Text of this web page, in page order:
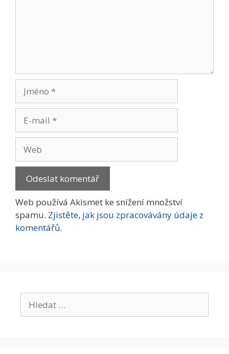
mail
Web používá Akismet ke snížení množství
spamu. Zjistěte, jak jsou zpracovávány údaje z
komentářů.